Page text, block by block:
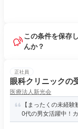
この条件を保存
んか？
正社員
眼科クリニックの
医療法人新光会
【まったくの未経
0代の男女活躍中！